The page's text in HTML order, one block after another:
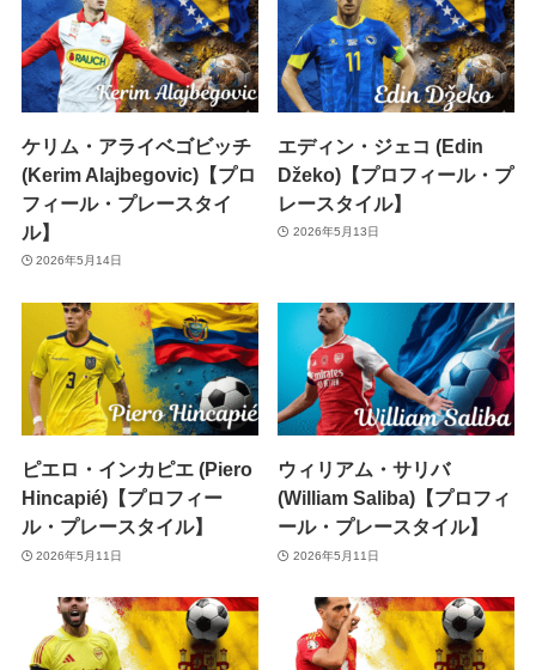
ケリム・アライベゴビッチ
(Kerim Alajbegovic)【プロ
フィール・プレースタイ
ル】
2026年5月14日
エディン・ジェコ (Edin
Džeko)【プロフィール・プ
レースタイル】
2026年5月13日
ピエロ・インカピエ (Piero
Hincapié)【プロフィー
ル・プレースタイル】
2026年5月11日
ウィリアム・サリバ
(William Saliba)【プロフィ
ール・プレースタイル】
2026年5月11日